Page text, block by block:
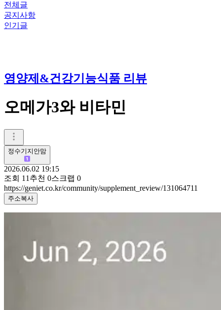
전체글
공지사항
인기글
영양제&건강기능식품 리뷰
오메가3와 비타민
정수기지안맘
2026.06.02 19:15
조회 11 추천 0스크랩 0
https://geniet.co.kr/community/supplement_review/131064711
주소복사